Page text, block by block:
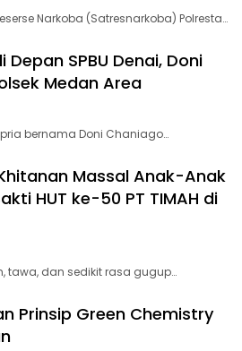
Narkoba (Satresnarkoba) Polresta…
SPBU Denai, Doni
Medan Area
bernama Doni Chaniago…
Massal Anak-Anak
HUT ke-50 PT TIMAH di
tawa, dan sedikit rasa gugup…
Prinsip Green Chemistry